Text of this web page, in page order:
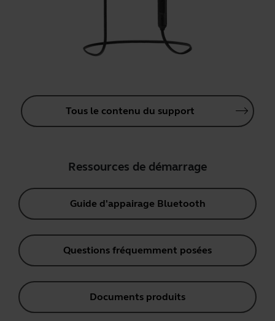
Tous le contenu du support
Ressources de démarrage
Guide d'appairage Bluetooth
Questions fréquemment posées
Documents produits